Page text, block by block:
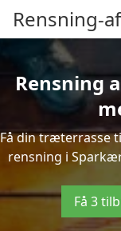
Rensning-
Rensning
Få din træterrasse
rensning i
Få 3